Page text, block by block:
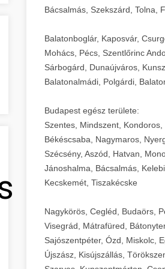
Bácsalmás, Szekszárd, Tolna,
Balatonboglár, Kaposvár,
Mohács, Pécs, Szentlőrinc
Sárbogárd, Dunaújváros,
Balatonalmádi, Polgárdi,
Budapest egész területe:
Szentes, Mindszent,
Békéscsaba, Nagymaros,
Szécsény, Aszód, Hatvan,
Jánoshalma, Bácsalmás,
Kecskemét, Tiszakécske
Nagykörös, Cegléd, Budaörs,
Visegrád, Mátrafüred,
Sajószentpéter, Ózd, Miskolc,
Újszász, Kisújszállás,